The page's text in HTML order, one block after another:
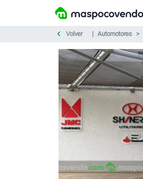
Volver Automotores